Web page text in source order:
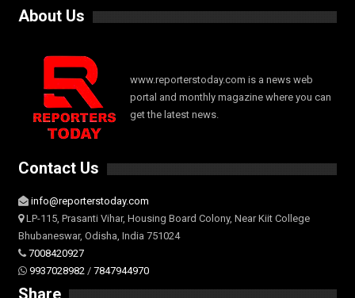
About Us
www.reporterstoday.com is a news web
portal and monthly magazine where you can
get the latest news.
Contact Us
info@reporterstoday.com
LP-115, Prasanti Vihar, Housing Board Colony, Near Kiit College
Bhubaneswar, Odisha, India 751024
7008420927
9937028982 / 7847944970